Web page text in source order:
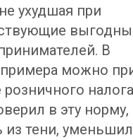
ухудшая при
В
примера можно
в эту норму,
из тени,